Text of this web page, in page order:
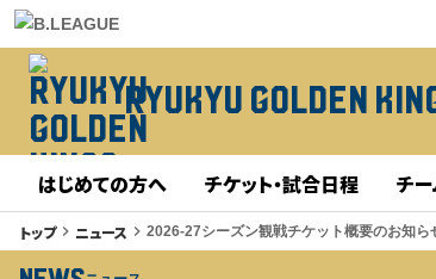
RYUKYU GOLDEN
はじめての方へ チケット・試合日程 チ
トップkeyboard_arrow_right ニュース keyboard_arrow_right 2026-27シーズン観戦チケット概要のお知ら